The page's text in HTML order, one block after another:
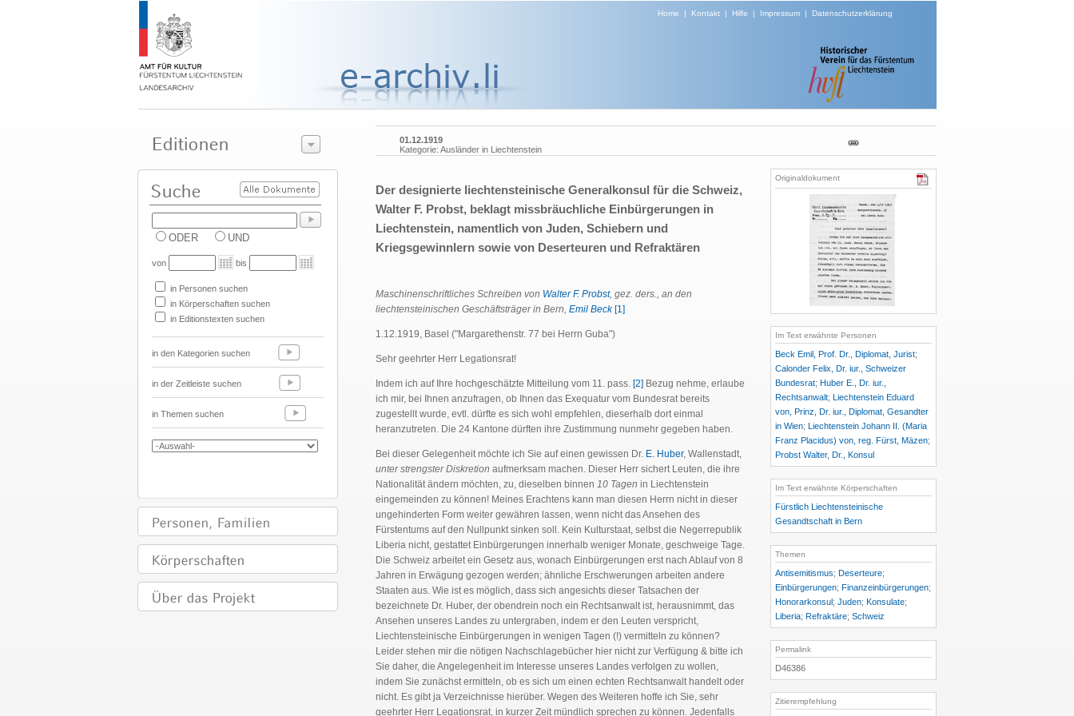
Home | Kontakt| Hilfe | Impressum| Datenschutzerklärung
ODER UND
von bis
in Personen suchen
in Körperschaften suchen
in Editionstexten suchen
in den Kategorien suchen
in der Zeitleiste suchen
in Themen suchen
01.12.1919
Kategorie: Ausländer in Liechtenstein
Der designierte liechtensteinische Generalkonsul für die Schweiz,
Walter F. Probst, beklagt missbräuchliche Einbürgerungen in
Liechtenstein, namentlich von Juden, Schiebern und
Kriegsgewinnlern sowie von Deserteuren und Refraktären
Maschinenschriftliches Schreiben von Walter F. Probst, gez. ders., an den
liechtensteinischen Geschäftsträger in Bern, Emil Beck [1]
1.12.1919, Basel ("Margarethenstr. 77 bei Herrn Guba")
Sehr geehrter Herr Legationsrat!
Indem ich auf Ihre hochgeschätzte Mitteilung vom 11. pass. [2] Bezug nehme, erlaube
ich mir, bei Ihnen anzufragen, ob Ihnen das Exequatur vom Bundesrat bereits
zugestellt wurde, evtl. dürfte es sich wohl empfehlen, dieserhalb dort einmal
heranzutreten. Die 24 Kantone dürften ihre Zustimmung nunmehr gegeben haben.
Bei dieser Gelegenheit möchte ich Sie auf einen gewissen Dr. E. Huber, Wallenstadt,
unter strengster Diskretion aufmerksam machen. Dieser Herr sichert Leuten, die ihre
Nationalität ändern möchten, zu, dieselben binnen 10 Tagen in Liechtenstein
eingemeinden zu können! Meines Erachtens kann man diesen Herrn nicht in dieser
ungehinderten Form weiter gewähren lassen, wenn nicht das Ansehen des
Fürstentums auf den Nullpunkt sinken soll. Kein Kulturstaat, selbst die Negerrepublik
Liberia nicht, gestattet Einbürgerungen innerhalb weniger Monate, geschweige Tage.
Die Schweiz arbeitet ein Gesetz aus, wonach Einbürgerungen erst nach Ablauf von 8
Jahren in Erwägung gezogen werden; ähnliche Erschwerungen arbeiten andere
Staaten aus. Wie ist es möglich, dass sich angesichts dieser Tatsachen der
bezeichnete Dr. Huber, der obendrein noch ein Rechtsanwalt ist, herausnimmt, das
Ansehen unseres Landes zu untergraben, indem er den Leuten verspricht,
Liechtensteinische Einbürgerungen in wenigen Tagen (!) vermitteln zu können?
Leider stehen mir die nötigen Nachschlagebücher hier nicht zur Verfügung & bitte ich
Sie daher, die Angelegenheit im Interesse unseres Landes verfolgen zu wollen,
indem Sie zunächst ermitteln, ob es sich um einen echten Rechtsanwalt handelt oder
nicht. Es gibt ja Verzeichnisse hierüber. Wegen des Weiteren hoffe ich Sie, sehr
geehrter Herr Legationsrat, in kurzer Zeit mündlich sprechen zu können. Jedenfalls
Originaldokument
Im Text erwähnte Personen
Beck Emil, Prof. Dr., Diplomat, Jurist;
Calonder Felix, Dr. iur., Schweizer
Bundesrat; Huber E., Dr. iur.,
Rechtsanwalt; Liechtenstein Eduard
von, Prinz, Dr. iur., Diplomat, Gesandter
in Wien; Liechtenstein Johann II. (Maria
Franz Placidus) von, reg. Fürst, Mäzen;
Probst Walter, Dr., Konsul
Im Text erwähnte Körperschaften
Fürstlich Liechtensteinische
Gesandtschaft in Bern
Themen
Antisemitismus; Deserteure;
Einbürgerungen; Finanzeinbürgerungen;
Honorarkonsul; Juden; Konsulate;
Liberia; Refraktäre; Schweiz
Permalink
D46386
Zitierempfehlung